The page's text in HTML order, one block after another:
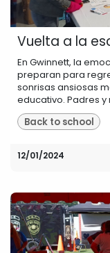
Vuelta a la
En Gwinnett, la
preparan para
sonrisas ansiosas
educativo. Padres y
Back to school
12/01/2024